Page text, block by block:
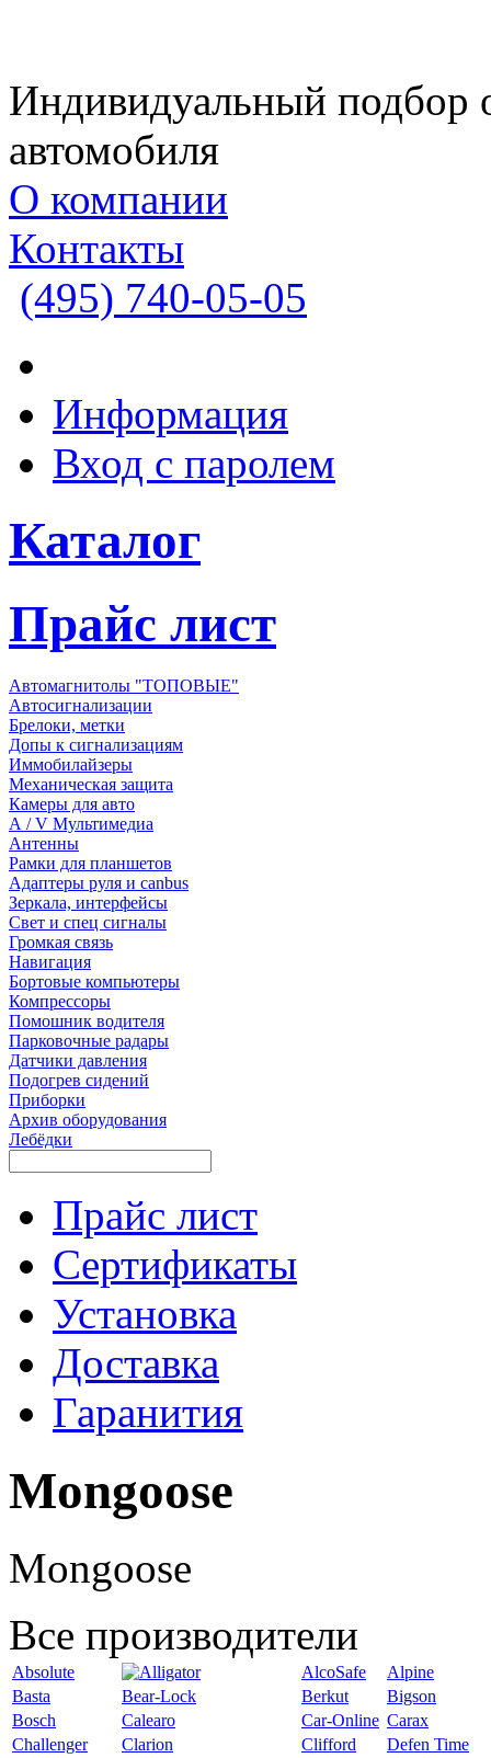
Индивидуальный подбор
автомобиля
О компании
Контакты
(495) 740-05-05
Информация
Вход с паролем
Каталог
Прайс лист
Автомагнитолы "ТОПОВЫЕ"
Автосигнализации
Брелоки, метки
Допы к сигнализациям
Иммобилайзеры
Механическая защита
Камеры для авто
А / V Мультимедиа
Антенны
Рамки для планшетов
Адаптеры руля и canbus
Зеркала, интерфейсы
Свет и спец сигналы
Громкая связь
Навигация
Бортовые компьютеры
Компрессоры
Помошник водителя
Парковочные радары
Датчики давления
Подогрев сидений
Приборки
Архив оборудования
Лебёдки
Прайс лист
Сертификаты
Установка
Доставка
Гаранития
Mongoose
Mongoose
Все производители
Absolute AlcoSafe
Alpine
Basta
Bear-Lock Berkut
Bigson
Bosch
Calearo Car-Online Carax
Challenger
Clarion Clifford
Defen Time